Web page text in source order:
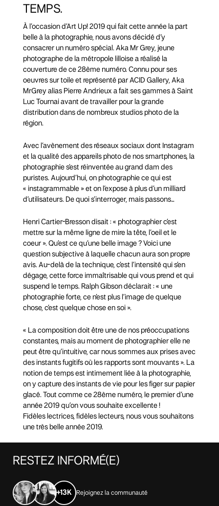
TEMPS.
À l’occasion d’Art Up! 2019 qui fait cette année la part
belle à la photographie, nous avons décidé d’y
consacrer un numéro spécial. Aka Mr Grey, jeune
photographe de la métropole lilloise a réalisé la
couverture de ce 28ème numéro. Connu pour ses
oeuvres sur toile et représenté par ACID Gallery, Aka
MrGrey alias Pierre Andrieux a fait ses gammes à Saint
Luc Tournai avant de travailler pour la grande
distribution dans de nombreux studios photo de la
région.
Avec l’avènement des réseaux sociaux dont Instagram
et la qualité des appareils photo de nos smartphones, la
photographie s’est réinventée au grand dam des
puristes. Aujourd’hui, on photographie ce qui est
« instagrammable » et on l’expose à plus d’un milliard
d’utilisateurs. De quoi s’interroger, mais passons…
Henri Cartier-Bresson disait : « photographier c’est
mettre sur la même ligne de mire la tête, l’oeil et le
coeur ». Qu’est ce qu’une belle image ? Voici une
question subjective à laquelle chacun aura son propre
avis. Au-delà de la technique, c’est l’intensité qui s’en
dégage, cette force immaîtrisable qui vous prend et qui
suspend le temps. Ralph Gibson déclarait : « une
photographie forte, ce n’est plus l’image de quelque
chose, c’est quelque chose en soi ».
« La composition doit être une de nos préoccupations
constantes, mais au moment de photographier elle ne
peut être qu’intuitive, car nous sommes aux prises avec
des instants fugitifs où les rapports sont mouvants ». La
notion de temps est intimement liée à la photographie,
on y capture des instants de vie pour les figer sur papier
glacé. Tout comme ce 28ème numéro, le premier d’une
année 2019 qu’on vous souhaite excellente !
Fidèles lectrices, fidèles lecteurs, nous vous souhaitons
une très belle année 2019.
RESTEZ INFORMÉ(E)
+13K Rejoignez la communauté